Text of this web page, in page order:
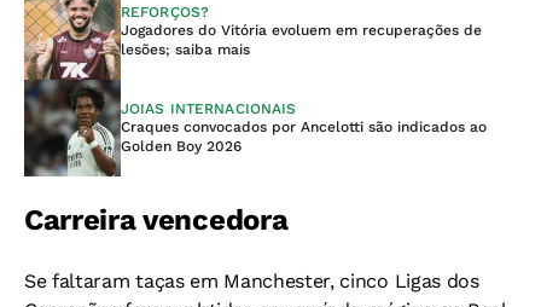
REFORÇOS?
Jogadores do Vitória evoluem em recuperações de
lesões; saiba mais
JOIAS INTERNACIONAIS
Craques convocados por Ancelotti são indicados ao
Golden Boy 2026
Carreira vencedora
Se faltaram taças em Manchester, cinco Ligas dos